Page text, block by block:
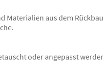
aus dem
oder angepasst